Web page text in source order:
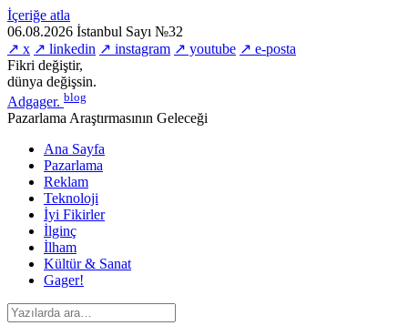
İçeriğe atla
06.08.2026 İstanbul Sayı №32
↗ x ↗ linkedin ↗ instagram ↗ youtube ↗ e-posta
Fikri değiştir,
dünya değişsin.
Adgager. blog
Pazarlama Araştırmasının Geleceği
Ana Sayfa
Pazarlama
Reklam
Teknoloji
İyi Fikirler
İlginç
İlham
Kültür & Sanat
Gager!